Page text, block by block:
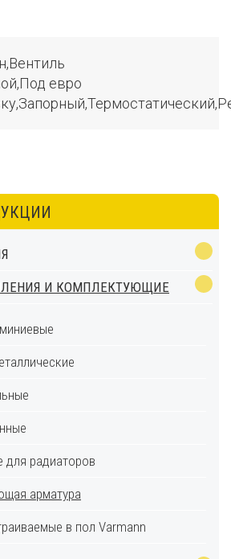
евро
И КОМПЛЕКТУЮЩИЕ
радиаторов
арматура
в пол Varmann